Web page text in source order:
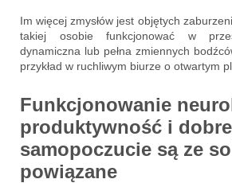
Im więcej zmysłów jest objętych
takiej osobie funkcjonować w
dynamiczna lub pełna zmiennych
przykład w ruchliwym biurze o otwartym
Funkcjonowanie
produktywność i dobre
samopoczucie są ze
powiązane